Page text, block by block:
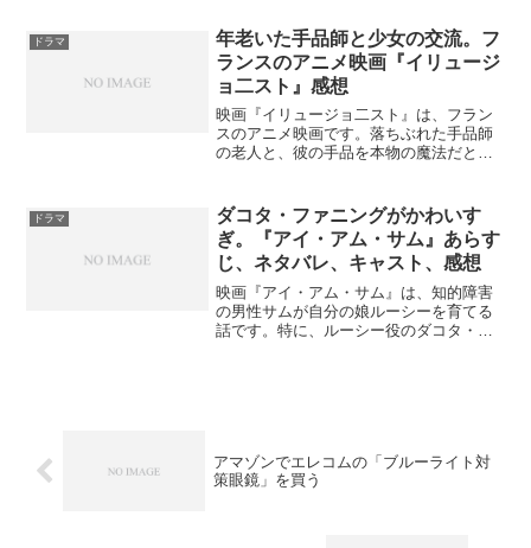
す。映画『王になった男』の配信Amazon
プライムビデオとU-...
ドラマ
年老いた手品師と少女の交流。フ
ランスのアニメ映画『イリュージ
ョ二スト』感想
映画『イリュージョ二スト』は、フラン
スのアニメ映画です。落ちぶれた手品師
の老人と、彼の手品を本物の魔法だと勘
じ1959年のパリ。失業中の手品師（イリ
ュージョニスト）は、気...
ドラマ
ダコタ・ファニングがかわいす
ぎ。『アイ・アム・サム』あらす
じ、ネタバレ、キャスト、感想
映画『アイ・アム・サム』は、知的障害
の男性サムが自分の娘ルーシーを育てる
話です。特に、ルーシー役のダコタ・フ
アマゾンでエレコムの「ブルーライト対
策眼鏡」を買う